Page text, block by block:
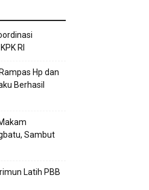
RI
Hp dan
Berhasil
Sambut
Latih PBB